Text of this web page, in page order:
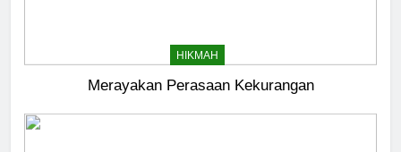
HIKMAH
Merayakan Perasaan Kekurangan